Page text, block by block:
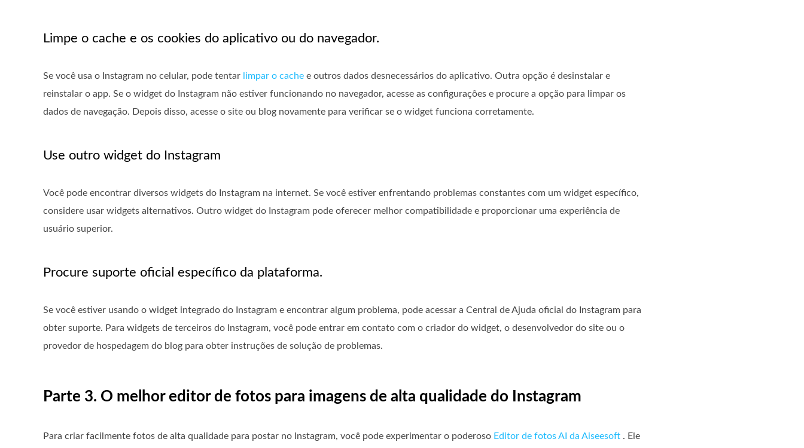
Limpe o cache e os cookies do aplicativo ou do navegador.
Se você usa o Instagram no celular, pode tentar limpar o cache e outros dados desnecessários do aplicativo. Outra opção é desinstalar e
reinstalar o app. Se o widget do Instagram não estiver funcionando no navegador, acesse as configurações e procure a opção para limpar os
dados de navegação. Depois disso, acesse o site ou blog novamente para verificar se o widget funciona corretamente.
Use outro widget do Instagram
Você pode encontrar diversos widgets do Instagram na internet. Se você estiver enfrentando problemas constantes com um widget específico,
considere usar widgets alternativos. Outro widget do Instagram pode oferecer melhor compatibilidade e proporcionar uma experiência de
usuário superior.
Procure suporte oficial específico da plataforma.
Se você estiver usando o widget integrado do Instagram e encontrar algum problema, pode acessar a Central de Ajuda oficial do Instagram para
obter suporte. Para widgets de terceiros do Instagram, você pode entrar em contato com o criador do widget, o desenvolvedor do site ou o
provedor de hospedagem do blog para obter instruções de solução de problemas.
Parte 3. O melhor editor de fotos para imagens de alta qualidade do Instagram
Para criar facilmente fotos de alta qualidade para postar no Instagram, você pode experimentar o poderoso Editor de fotos AI da Aiseesoft . Ele